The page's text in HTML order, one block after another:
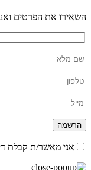
השאירו את הפרטים
אני מאשר/ת קבלת